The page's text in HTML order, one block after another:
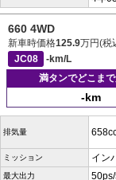
660 4WD
新車時価格125.9万円(税
JC08
-km/L
満タンでどこま
-km
排気量
ミッション イン
最大出力